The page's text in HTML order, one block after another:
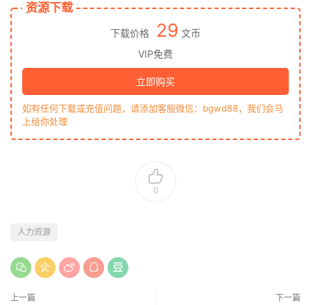
资源下载
下载价格 29 文币
VIP免费
立即购买
如有任何下载或充值问题，请添加客服微信：bgwd88，我们会马
上给你处理
0
人力资源
上一篇 下一篇